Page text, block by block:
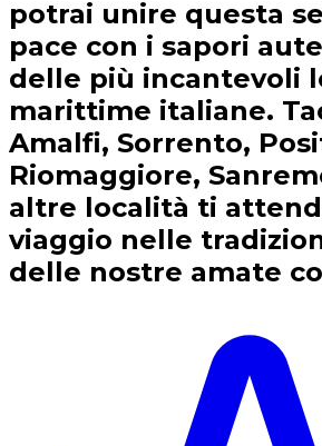
potrai unire questa
pace con i sapori
delle più incantevoli
marittime italiane.
Amalfi, Sorrento,
Riomaggiore,
altre località ti
viaggio nelle
delle nostre amate